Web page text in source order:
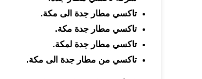
تاكسي مطار جدة الى مكة.
تاكسي مطار جدة مكة.
تاكسي مطار جدة لمكة.
تاكسي من مطار جدة الى مكة.